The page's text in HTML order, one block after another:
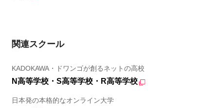
関連スクール
KADOKAWA・ドワンゴが創るネットの高校
N高等学校・S高等学校・R高等学校
日本発の本格的なオンライン大学